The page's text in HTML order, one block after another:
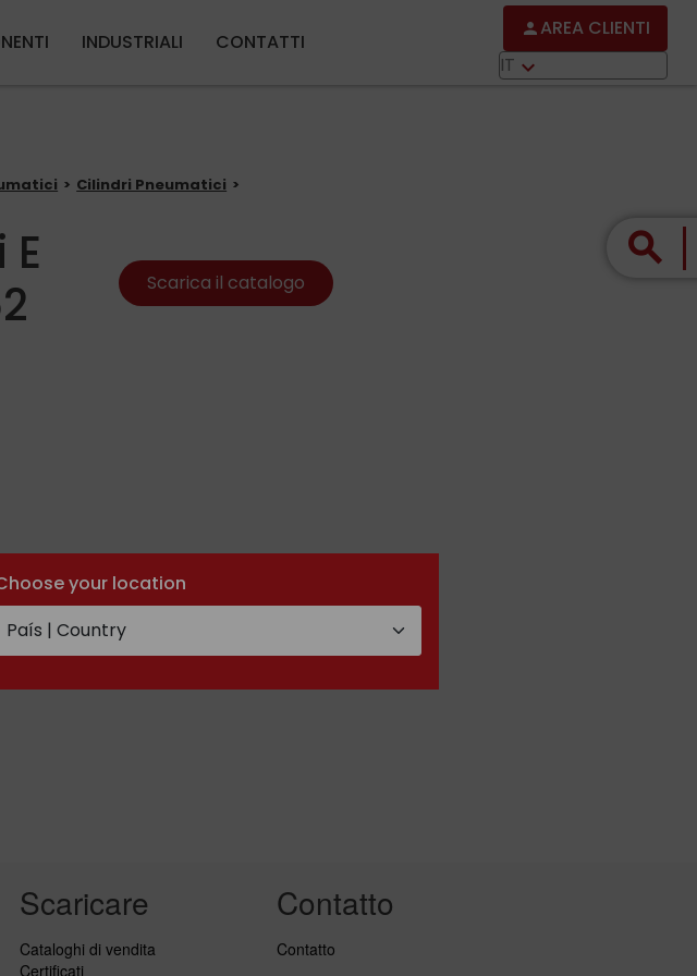
your location
INDUSTRIALI CONTATTI
person AREA CLIENTI
IT keyboard_arrow_down
search
Cilindri Pneumatici
Scarica il catalogo
Scaricare
Cataloghi di vendita
Certificati
Contatto
Contatto